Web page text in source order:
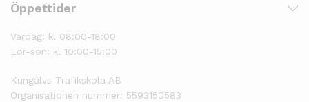
Öppettider
Vardag: kl 08:00-18:00
Lör-sön: kl 10:00-15:00
Kungälvs Trafikskola AB
Organisationen nummer: 5593150583